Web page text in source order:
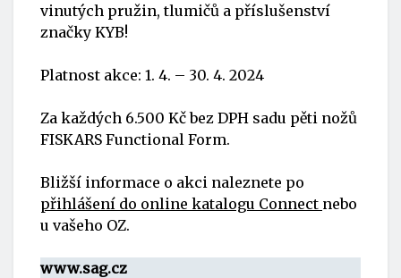
vinutých pružin, tlumičů a příslušenství
značky KYB!
Platnost akce: 1. 4. – 30. 4. 2024
Za každých 6.500 Kč bez DPH sadu pěti nožů
FISKARS Functional Form.
Bližší informace o akci naleznete po
přihlášení do online katalogu Connect nebo
u vašeho OZ.
www.sag.cz